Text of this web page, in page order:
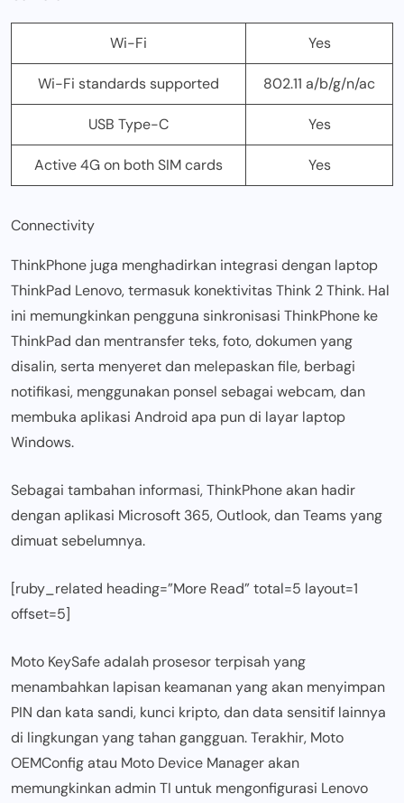
Wi-Fi Yes
Wi-Fi standards supported 802.11 a/b/g/n/ac
USB Type-C Yes
Active 4G on both SIM cards Yes
Connectivity
ThinkPhone juga menghadirkan integrasi dengan laptop
ThinkPad Lenovo, termasuk konektivitas Think 2 Think. Hal
ini memungkinkan pengguna sinkronisasi ThinkPhone ke
ThinkPad dan mentransfer teks, foto, dokumen yang
disalin, serta menyeret dan melepaskan file, berbagi
notifikasi, menggunakan ponsel sebagai webcam, dan
membuka aplikasi Android apa pun di layar laptop
Windows.
Sebagai tambahan informasi, ThinkPhone akan hadir
dengan aplikasi Microsoft 365, Outlook, dan Teams yang
dimuat sebelumnya.
[ruby_related heading=”More Read” total=5 layout=1
offset=5]
Moto KeySafe adalah prosesor terpisah yang
menambahkan lapisan keamanan yang akan menyimpan
PIN dan kata sandi, kunci kripto, dan data sensitif lainnya
di lingkungan yang tahan gangguan. Terakhir, Moto
OEMConfig atau Moto Device Manager akan
memungkinkan admin TI untuk mengonfigurasi Lenovo